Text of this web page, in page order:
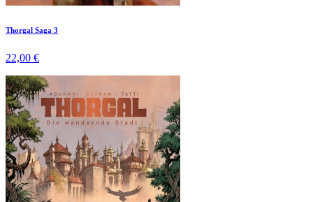
Thorgal Saga 3
22,00 €